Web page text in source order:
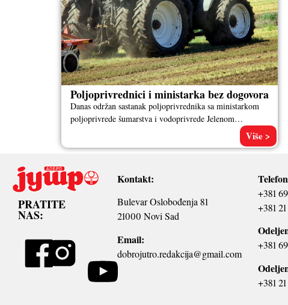
Poljoprivrednici i ministarka bez dogovora
Danas održan sastanak poljoprivrednika sa ministarkom
poljoprivrede šumarstva i vodoprivrede Jelenom
Tanasković i njenim timom završen je bez vidljivih Više >
PRATITE
NAS:
Kontakt:
Bulevar Oslobođenja 81
21000 Novi Sad
Email:
dobrojutro.redakcija@gmail.com
+381
+381
+381
+381